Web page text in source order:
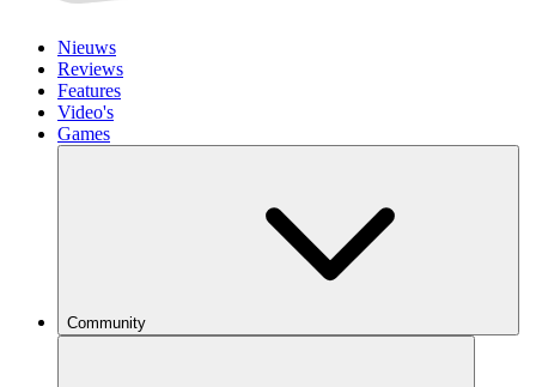
Nieuws
Reviews
Features
Video's
Games
Community